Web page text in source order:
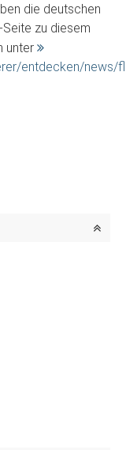
die deutschen
zu diesem
unter
entdecken/news/